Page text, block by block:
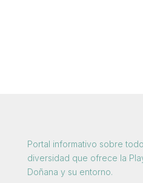
Portal informativo sobre
diversidad que ofrece la
Doñana y su entorno.